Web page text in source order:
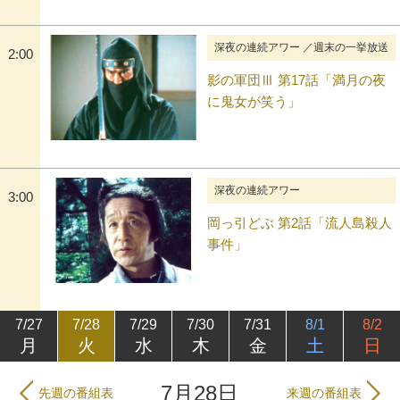
2:00 深夜の連続アワー ／週末の一挙放送
影の軍団Ⅲ 第17話「満月の夜
に鬼女が笑う」
3:00 深夜の連続アワー
岡っ引どぶ 第2話「流人島殺人
事件」
7/27
月
7/28
火
7/29
水
7/30
木
7/31
金
8/1
土
8/2
日
先週の番組表 7月28日 来週の番組表